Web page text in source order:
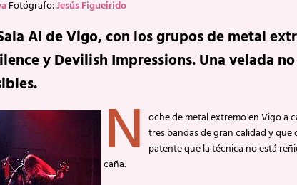
Fotógrafo:Jesús Figueirido
A! de Vigo, con los grupos de metal
y Devilish Impressions. Una velada
N oche de metal extremo en Vigo a
tres bandas de gran calidad y que
patente que la técnica no está
caña.